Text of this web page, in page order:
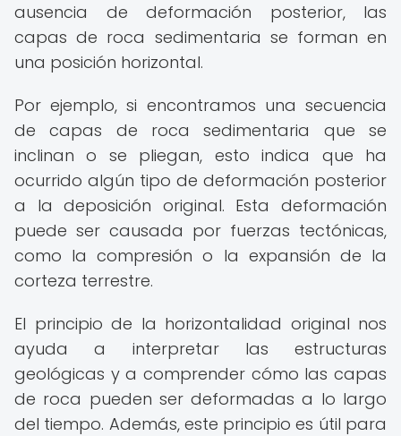
ausencia de deformación posterior, las
capas de roca sedimentaria se forman en
una posición horizontal.
Por ejemplo, si encontramos una secuencia
de capas de roca sedimentaria que se
inclinan o se pliegan, esto indica que ha
ocurrido algún tipo de deformación posterior
a la deposición original. Esta deformación
puede ser causada por fuerzas tectónicas,
como la compresión o la expansión de la
corteza terrestre.
El principio de la horizontalidad original nos
ayuda a interpretar las estructuras
geológicas y a comprender cómo las capas
de roca pueden ser deformadas a lo largo
del tiempo. Además, este principio es útil para